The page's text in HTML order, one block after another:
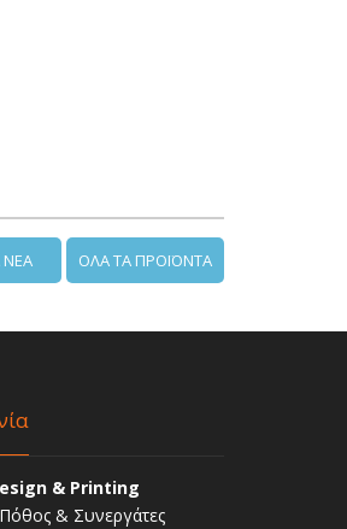
ΝΕΑ ΟΛΑ ΤΑ ΠΡΟΪΟΝΤΑ
& Printing
& Συνεργάτες